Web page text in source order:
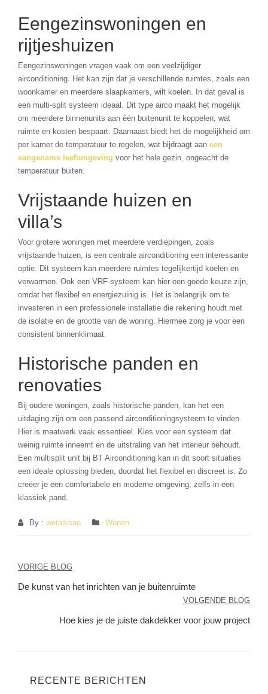
Eengezinswoningen en
rijtjeshuizen
Eengezinswoningen vragen vaak om een veelzijdiger
airconditioning. Het kan zijn dat je verschillende ruimtes, zoals een
woonkamer en meerdere slaapkamers, wilt koelen. In dat geval is
een multi-split systeem ideaal. Dit type airco maakt het mogelijk
om meerdere binnenunits aan één buitenunit te koppelen, wat
ruimte en kosten bespaart. Daarnaast biedt het de mogelijkheid om
per kamer de temperatuur te regelen, wat bijdraagt aan een
aangename leefomgeving voor het hele gezin, ongeacht de
temperatuur buiten.
Vrijstaande huizen en
villa’s
Voor grotere woningen met meerdere verdiepingen, zoals
vrijstaande huizen, is een centrale airconditioning een interessante
optie. Dit systeem kan meerdere ruimtes tegelijkertijd koelen en
verwarmen. Ook een VRF-systeem kan hier een goede keuze zijn,
omdat het flexibel en energiezuinig is. Het is belangrijk om te
investeren in een professionele installatie die rekening houdt met
de isolatie en de grootte van de woning. Hiermee zorg je voor een
consistent binnenklimaat.
Historische panden en
renovaties
Bij oudere woningen, zoals historische panden, kan het een
uitdaging zijn om een passend airconditioningsysteem te vinden.
Hier is maatwerk vaak essentieel. Kies voor een systeem dat
weinig ruimte inneemt en de uitstraling van het interieur behoudt.
Een multisplit unit bij BT Airconditioning kan in dit soort situaties
een ideale oplossing bieden, doordat het flexibel en discreet is. Zo
creëer je een comfortabele en moderne omgeving, zelfs in een
klassiek pand.
By : wetalkseo Wonen
Berichtnavigatie
VORIGE BLOG
De kunst van het inrichten van je buitenruimte
VOLGENDE BLOG
Hoe kies je de juiste dakdekker voor jouw project
RECENTE BERICHTEN